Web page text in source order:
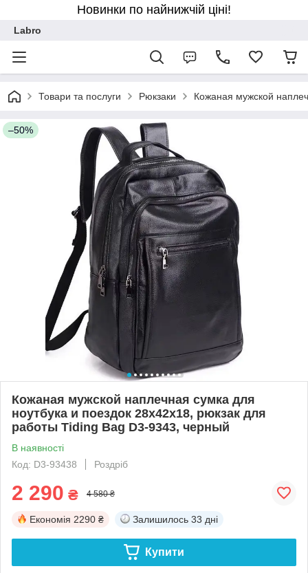
Новинки по найнижчій ціні!
Labro
Товари та послуги Рюкзаки Кожаная мужской
–50%
Кожаная мужской наплечная сумка для
ноутбука и поездок 28х42х18, рюкзак для
работы Tiding Bag D3-9343, черный
В наявності
Код: D3-93438
Роздріб
2 290 ₴ 4 580 ₴
Економія 2290 ₴ Залишилось 33 дні
Купити